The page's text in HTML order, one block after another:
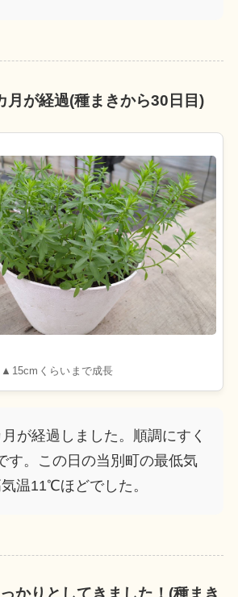
月が経過(種まきから30日目)
▲15cmくらいまで成長
が経過しました。順調にすく
。
この日の当別町の最低気
温11℃ほどでした。
かりとしてきました！(種まき